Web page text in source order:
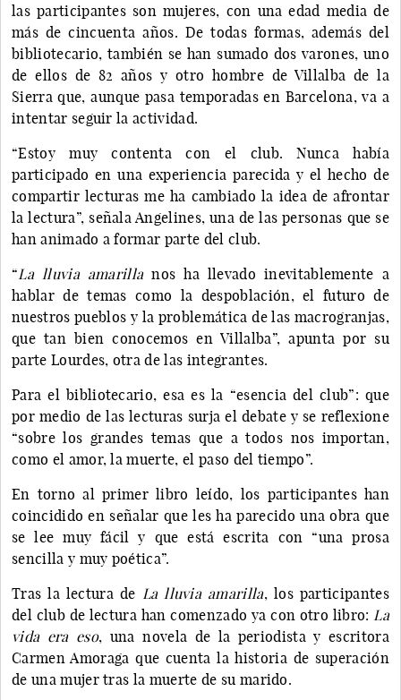
las participantes son mujeres, con una edad media de
más de cincuenta años. De todas formas, además del
bibliotecario, también se han sumado dos varones, uno
de ellos de 82 años y otro hombre de Villalba de la
Sierra que, aunque pasa temporadas en Barcelona, va a
intentar seguir la actividad.
“Estoy muy contenta con el club. Nunca había
participado en una experiencia parecida y el hecho de
compartir lecturas me ha cambiado la idea de afrontar
la lectura”, señala Angelines, una de las personas que se
han animado a formar parte del club.
“La lluvia amarillanos ha llevado inevitablemente a
hablar de temas como la despoblación, el futuro de
nuestros pueblos y la problemática de las macrogranjas,
que tan bien conocemos en Villalba”, apunta por su
parte Lourdes, otra de las integrantes.
Para el bibliotecario, esa es la “esencia del club”: que
por medio de las lecturas surja el debate y se reflexione
“sobre los grandes temas que a todos nos importan,
como el amor, la muerte, el paso del tiempo”.
En torno al primer libro leído, los participantes han
coincidido en señalar que les ha parecido una obra que
se lee muy fácil y que está escrita con “una prosa
sencilla y muy poética”.
Tras la lectura de La lluvia amarilla, los participantes
del club de lectura han comenzado ya con otro libro: La
vida era eso, una novela de la periodista y escritora
Carmen Amoraga que cuenta la historia de superación
de una mujer tras la muerte de su marido.